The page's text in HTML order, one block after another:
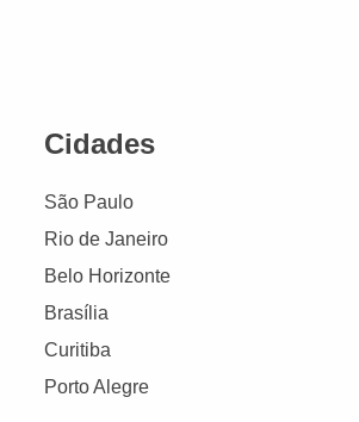
Cidades
São Paulo
Rio de Janeiro
Belo Horizonte
Brasília
Curitiba
Porto Alegre